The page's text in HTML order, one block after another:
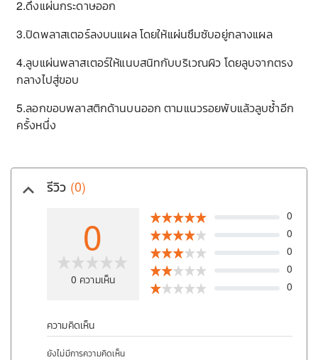
2.ดึงแผ่นกระดาษออก
3.ปิดพลาสเตอร์ลงบนแผล โดยให้แผ่นซึมซับอยู่กลางแผล
4.ลูบแผ่นพลาสเตอร์ให้แนบสนิทกับบริเวณผิว โดยลูบจากตรง
กลางไปสู่ขอบ
5.ลอกขอบพลาสติกด้านบนออก ตามแนวรอยพับแล้วลูบซ้ำอีก
ครั้งหนึ่ง
รีวิว (0)
keyboard_arrow_up
0
0 ความเห็น
0
0
0
0
0
ความคิดเห็น
ยังไม่มีการความคิดเห็น